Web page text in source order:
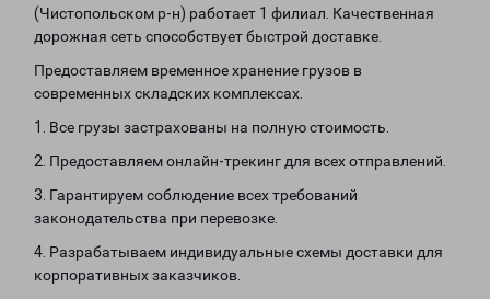
(Чистопольском р-н) работает 1 филиал. Качественная
дорожная сеть способствует быстрой доставке.
Предоставляем временное хранение грузов в
современных складских комплексах.
1. Все грузы застрахованы на полную стоимость.
2. Предоставляем онлайн-трекинг для всех отправлений.
3. Гарантируем соблюдение всех требований
законодательства при перевозке.
4. Разрабатываем индивидуальные схемы доставки для
корпоративных заказчиков.